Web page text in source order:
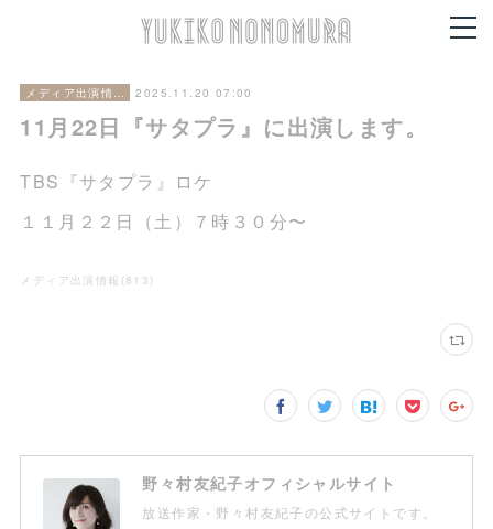
メディア出演情報 2025.11.20 07:00
11月22日『サタプラ』に出演します。
TBS『サタプラ』ロケ
１１月２２日（土）７時３０分〜
メディア出演情報 (813 )
野々村友紀子オフィシャルサイト
放送作家・野々村友紀子の公式サイトです。